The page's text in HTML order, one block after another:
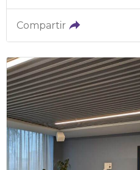
Compartir